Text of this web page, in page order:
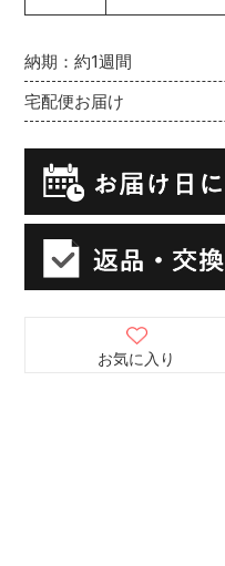
納期：約1週間
宅配便お届け
お気に入り